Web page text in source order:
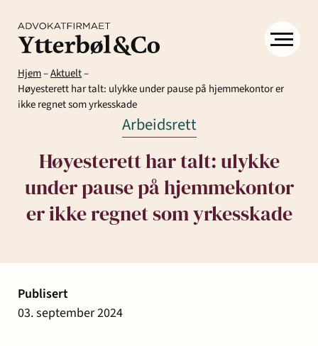
Hjem–Aktuelt–
Høyesterett har talt: ulykke under pause på hjemmekontor er
ikke regnet som yrkesskade
Arbeidsrett
Høyesterett har talt: ulykke
under pause på hjemmekontor
er ikke regnet som yrkesskade
Publisert
03. september 2024
Kompetanse
og
skifte
kontrakter
næringseiendom
Menneskene
Om